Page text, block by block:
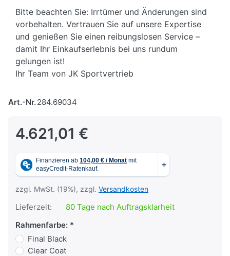
Bitte beachten Sie: Irrtümer und Änderungen sind
vorbehalten. Vertrauen Sie auf unsere Expertise
und genießen Sie einen reibungslosen Service –
damit Ihr Einkaufserlebnis bei uns rundum
gelungen ist!
Ihr Team von JK Sportvertrieb
Art.-Nr.284.69034
4.621,01 €
zzgl. MwSt. (19%), zzgl. Versandkosten
Lieferzeit:
80 Tage nach Auftragsklarheit
Rahmenfarbe:
Final Black
Clear Coat